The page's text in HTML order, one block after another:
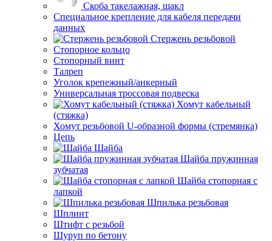
Скоба такелажная, шакл
Специальное крепление для кабеля передачи
данных
Стержень резьбовой
Стопорное кольцо
Стопорный винт
Талреп
Уголок крепежный/анкерный
Универсальная троссовая подвеска
Хомут кабельный
(стяжка)
Хомут резьбовой U-образной формы (стремянка)
Цепь
Шайба
Шайба пружинная
зубчатая
Шайба стопорная с
лапкой
Шпилька резьбовая
Шплинт
Штифт с резьбой
Шуруп по бетону